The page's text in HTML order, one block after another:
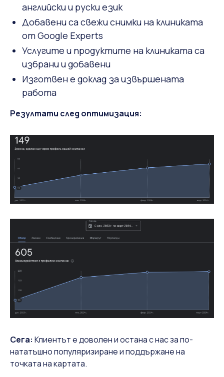
английски и руски език
Добавени са свежи снимки на клиниката
от Google Experts
Услугите и продуктите на клиниката са
избрани и добавени
Изготвен е доклад за извършената
работа
Резултати след оптимизация:
Сега: Клиентът е доволен и остана с нас за по-
нататъшно популяризиране и поддържане на
точката на картата.